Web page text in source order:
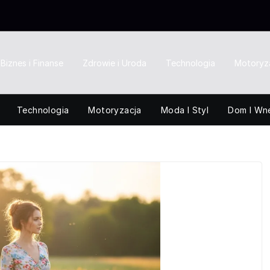
Biznes i Finanse Zdrowie i Uroda Technologia
Technologia Motoryzacja Moda I Styl Dom I